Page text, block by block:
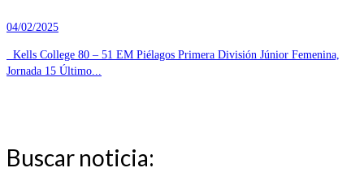
04/02/2025
Kells College 80 – 51 EM Piélagos Primera División Júnior Femenina,
Jornada 15 Último...
Buscar noticia: